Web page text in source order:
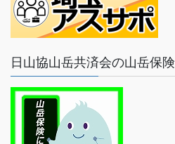
日山協山岳共済会の山岳保険